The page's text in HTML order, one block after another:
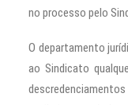
no processo pelo
O departamento
ao Sindicato